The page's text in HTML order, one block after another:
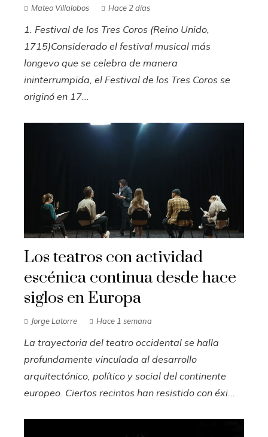
Mateo Villalobos Hace 2 días
1. Festival de los Tres Coros (Reino Unido,
1715)Considerado el festival musical más
longevo que se celebra de manera
ininterrumpida, el Festival de los Tres Coros se
originó en 17...
Los teatros con actividad
escénica continua desde hace
siglos en Europa
Jorge Latorre Hace 1 semana
La trayectoria del teatro occidental se halla
profundamente vinculada al desarrollo
arquitectónico, político y social del continente
europeo. Ciertos recintos han resistido con éxi...